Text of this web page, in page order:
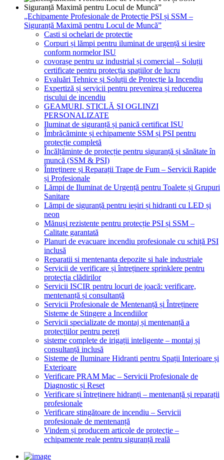
„Echipamente Profesionale de Protecție PSI și SSM –
Siguranță Maximă pentru Locul de Muncă”
Casti si ochelari de protectie
Corpuri și lămpi pentru iluminat de urgență si iesire
conform normelor ISU
covorașe pentru uz industrial și comercial – Soluții
certificate pentru protecția spațiilor de lucru
Evaluări Tehnice și Soluții de Protecție la Incendiu
Expertiză și servicii pentru prevenirea și reducerea
riscului de incendiu
GEAMURI, STICLĂ ŞI OGLINZI
PERSONALIZATE
Iluminat de siguranță și panică certificat ISU
Îmbrăcăminte și echipamente SSM și PSI pentru
protecție completă
Încălțăminte de protecție pentru siguranță și sănătate în
muncă (SSM & PSI)
Întreținere și Reparații Trape de Fum – Servicii Rapide
și Profesionale
Lămpi de Iluminat de Urgență pentru Toalete și Grupuri
Sanitare
Lămpi de siguranță pentru ieșiri și hidranti cu LED și
neon
Mănuși rezistente pentru protecție PSI și SSM –
Calitate garantată
Planuri de evacuare incendiu profesionale cu schiță PSI
inclusă
Reparatii si mentenanta depozite si hale industriale
Servicii de verificare și întreținere sprinklere pentru
protecția clădirilor
Servicii ISCIR pentru locuri de joacă: verificare,
mentenanță și consultanță
Servicii Profesionale de Mentenanță și Întreținere
Sisteme de Stingere a Incendiilor
Servicii specializate de montaj și mentenanță a
protecțiilor pentru pereți
sisteme complete de irigații inteligente – montaj și
consultanță inclusă
Sisteme de Iluminare Hidranti pentru Spații Interioare și
Exterioare
Verificare PRAM Mac – Servicii Profesionale de
Diagnostic și Reset
Verificare și întreținere hidranți – mentenanță și reparații
profesionale
Verificare stingătoare de incendiu – Servicii
profesionale de mentenanță
Vindem și producem articole de protecție –
echipamente reale pentru siguranță reală